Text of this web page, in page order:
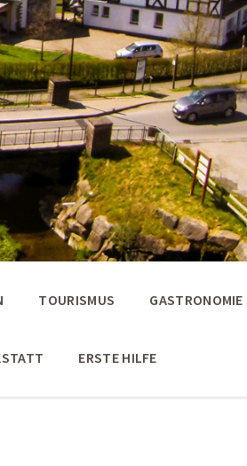
TOURISMUS GASTRONOMIE
ERSTE HILFE